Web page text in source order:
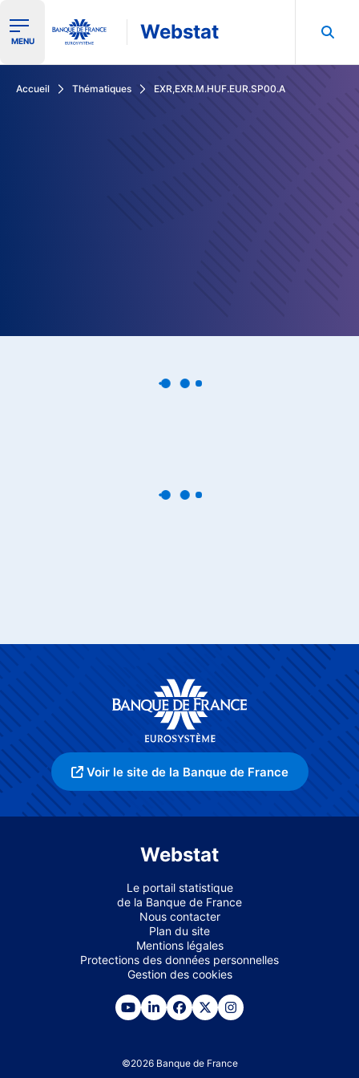
Ouvrir le menu de navigation
MENU Webstat
Accueil Thématiques EXR,EXR.M.HUF.EUR.SP00.A
Voir le site de la Banque de France
Webstat
Le portail statistique
de la Banque de France
Nous contacter
Plan du site
Mentions légales
Protections des données personnelles
Gestion des cookies
©2026 Banque de France